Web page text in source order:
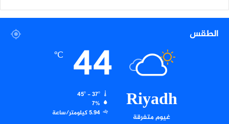
أ
الطقس
Riyadh
غيوم متفرقة
44
℃
45º - 37º
7%
5.94 كيلومتر/ساعة